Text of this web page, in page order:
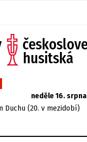
neděle 16. srpna
Duchu (20. v mezidobí)